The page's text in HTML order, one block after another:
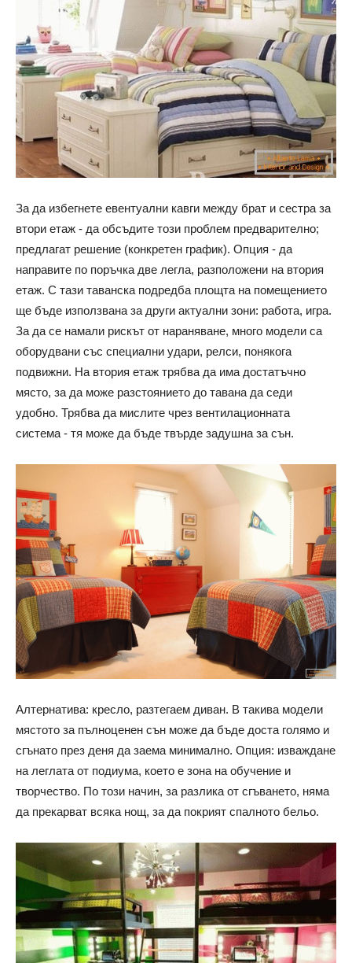
За да избегнете евентуални кавги между брат и сестра за
втори етаж - да обсъдите този проблем предварително;
предлагат решение (конкретен график). Опция - да
направите по поръчка две легла, разположени на втория
етаж. С тази таванска подредба площта на помещението
ще бъде използвана за други актуални зони: работа, игра.
За да се намали рискът от нараняване, много модели са
оборудвани със специални удари, релси, понякога
подвижни. На втория етаж трябва да има достатъчно
място, за да може разстоянието до тавана да седи
удобно. Трябва да мислите чрез вентилационната
система - тя може да бъде твърде задушна за сън.
Алтернатива: кресло, разтегаем диван. В такива модели
мястото за пълноценен сън може да бъде доста голямо и
сгънато през деня да заема минимално. Опция: изваждане
на леглата от подиума, което е зона на обучение и
творчество. По този начин, за разлика от сгъването, няма
да прекарват всяка нощ, за да покрият спалното бельо.